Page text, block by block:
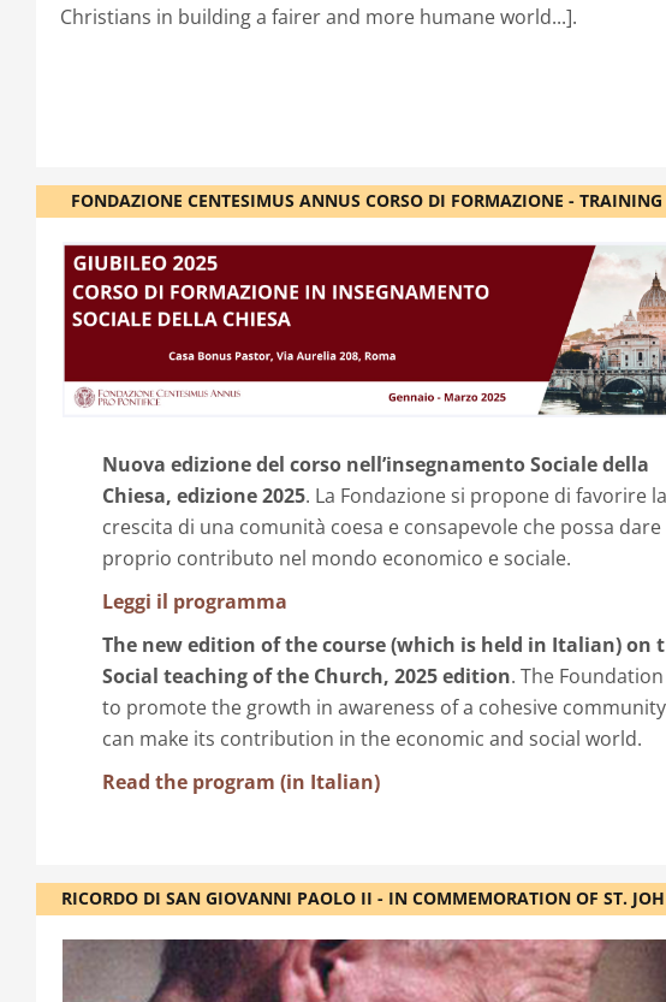
Christians in building a fairer and more humane world...].
FONDAZIONE CENTESIMUS ANNUS CORSO DI FORMAZIONE - TRAINING
Nuova edizione del corso nell’insegnamento Sociale della
Chiesa, edizione 2025. La Fondazione si propone di favorire la
crescita di una comunità coesa e consapevole che possa dare
proprio contributo nel mondo economico e sociale.
Leggi il programma
The new edition of the course (which is held in Italian) on
Social teaching of the Church, 2025 edition. The
to promote the growth in awareness of a cohesive
can make its contribution in the economic and social world.
Read the program (in Italian)
RICORDO DI SAN GIOVANNI PAOLO II - IN COMMEMORATION OF ST.